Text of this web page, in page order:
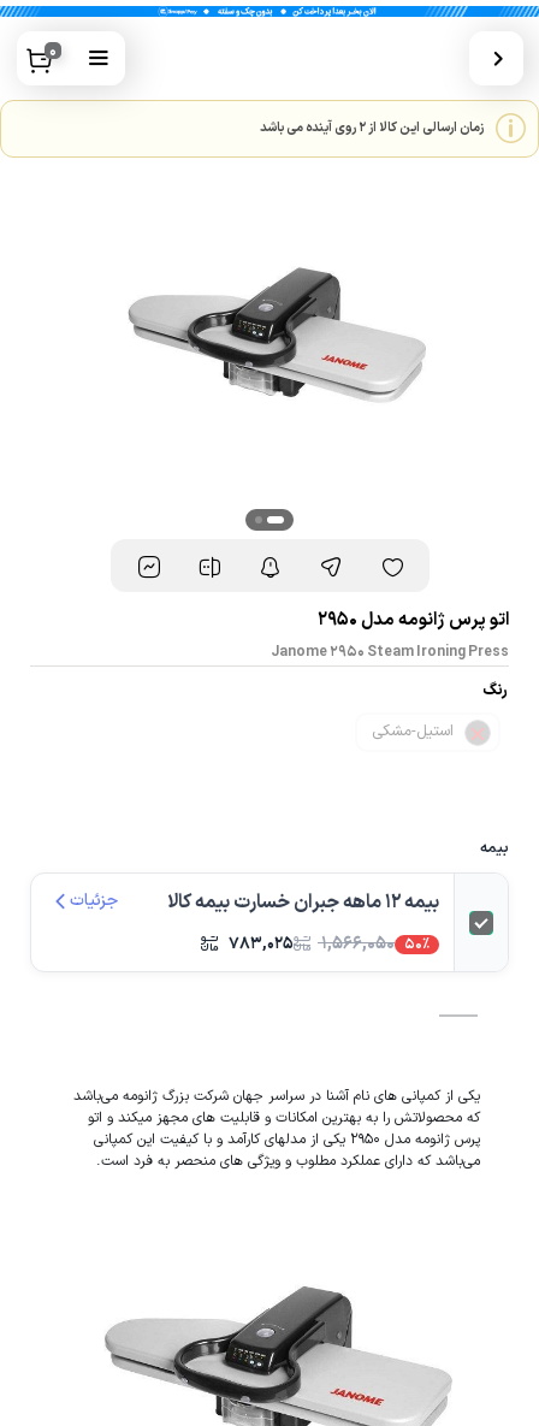
0
زمان ارسالی این کالا از 2 روی آینده می باشد
اتو پرس ژانومه مدل 2950
Janome 2950 Steam Ironing Press
رنگ
استیل-مشکی
بیمه
بیمه 12 ماهه جبران خسارت بیمه کالا
50% ۱,۵۶۶,۰۵۰ ۷۸۳,۰۲۵
جزئیات
یکی از کمپانی های نام آشنا در سراسر جهان شرکت بزرگ ژانومه می‌باشد
که محصولاتش را به بهترین امکانات و قابلیت های مجهز میکند و اتو
پرس ژانومه مدل 2950 یکی از مدلهای کارآمد و با کیفیت این کمپانی
می‌باشد که دارای عملکرد مطلوب و ویژگی های منحصر به فرد است.